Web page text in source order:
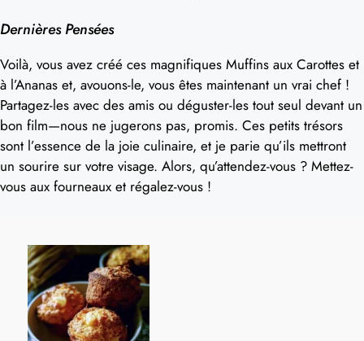
Dernières Pensées
Voilà, vous avez créé ces magnifiques Muffins aux Carottes et
à l’Ananas et, avouons-le, vous êtes maintenant un vrai chef !
Partagez-les avec des amis ou déguster-les tout seul devant un
bon film—nous ne jugerons pas, promis. Ces petits trésors
sont l’essence de la joie culinaire, et je parie qu’ils mettront
un sourire sur votre visage. Alors, qu’attendez-vous ? Mettez-
vous aux fourneaux et régalez-vous !